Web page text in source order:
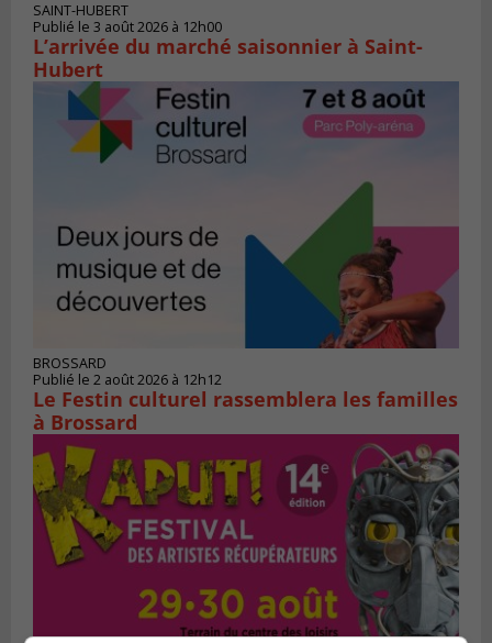
SAINT-HUBERT
Publié le 3 août 2026 à 12h00
L’arrivée du marché saisonnier à Saint-
Hubert
BROSSARD
Publié le 2 août 2026 à 12h12
Le Festin culturel rassemblera les familles
à Brossard